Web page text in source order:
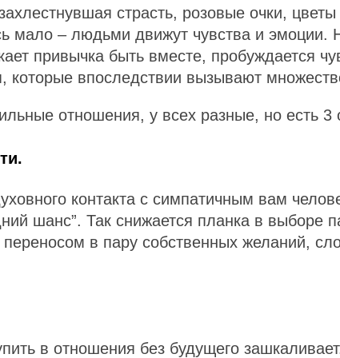
страсть, розовые очки,
мало – людьми движут чувства и эмоции.
привычка быть вместе, пробуждается
которые впоследствии вызывают
отношения, у всех разные, но есть 3
контакта с симпатичным вам
шанс”. Так снижается планка в выборе
в пару собственных желаний,
в отношения без будущего